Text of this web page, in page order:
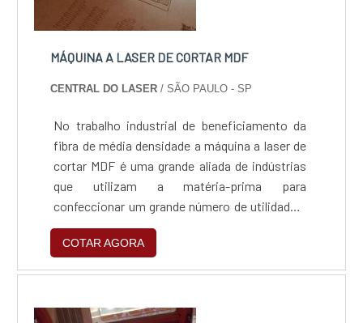
MÁQUINA A LASER DE CORTAR MDF
CENTRAL DO LASER/ SÃO PAULO - SP
No trabalho industrial de beneficiamento da
fibra de média densidade a máquina a laser de
cortar MDF é uma grande aliada de indústrias
que utilizam a matéria-prima para
confeccionar um grande número de utilidades.
Alguns exemplos dos principais: Móveis;
Placas de revestimento; Portas e itens de
construção civil; Pisos laminados.A precisão
sistemas de corte, esse equipamento é o mais
COTAR AGORA